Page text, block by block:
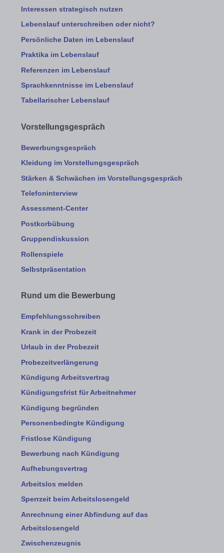
Interessen strategisch nutzen
Lebenslauf unterschreiben oder nicht?
Persönliche Daten im Lebenslauf
Praktika im Lebenslauf
Referenzen im Lebenslauf
Sprachkenntnisse im Lebenslauf
Tabellarischer Lebenslauf
Vorstellungsgespräch
Bewerbungsgespräch
Kleidung im Vorstellungsgespräch
Stärken & Schwächen im Vorstellungsgespräch
Telefoninterview
Assessment-Center
Postkorbübung
Gruppendiskussion
Rollenspiele
Selbstpräsentation
Rund um die Bewerbung
Empfehlungsschreiben
Krank in der Probezeit
Urlaub in der Probezeit
Probezeitverlängerung
Kündigung Arbeitsvertrag
Kündigungsfrist für Arbeitnehmer
Kündigung begründen
Personenbedingte Kündigung
Fristlose Kündigung
Bewerbung nach Kündigung
Aufhebungsvertrag
Arbeitslos melden
Sperrzeit beim Arbeitslosengeld
Anrechnung einer Abfindung auf das
Arbeitslosengeld
Zwischenzeugnis